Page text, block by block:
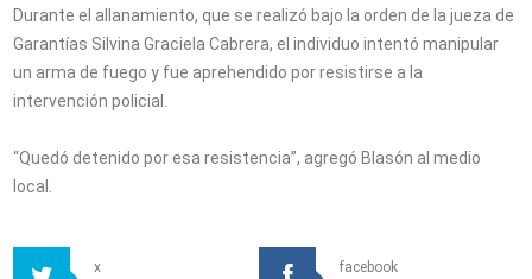
Durante el allanamiento, que se realizó bajo la orden de la jueza de
Garantías Silvina Graciela Cabrera, el individuo intentó manipular
un arma de fuego y fue aprehendido por resistirse a la
intervención policial.
“Quedó detenido por esa resistencia”, agregó Blasón al medio
local.
x
facebook